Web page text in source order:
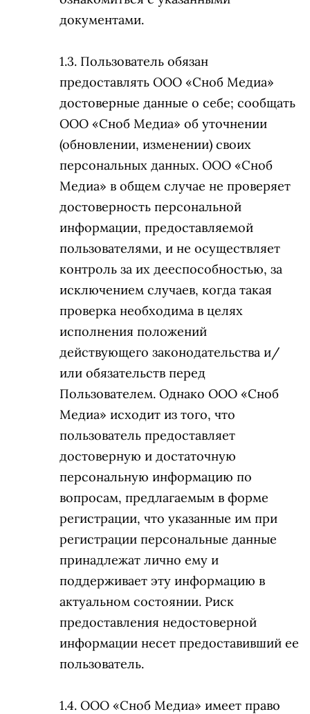
документами.
Пользователь обязан
предоставлять ООО «Сноб Медиа»
достоверные данные о себе; сообщать
ООО «Сноб Медиа» об уточнении
(обновлении, изменении) своих
персональных данных. ООО «Сноб
Медиа» в общем случае не проверяет
достоверность персональной
информации, предоставляемой
пользователями, и не осуществляет
контроль за их дееспособностью, за
исключением случаев, когда такая
проверка необходима в целях
исполнения положений
действующего законодательства и/
или обязательств перед
Пользователем. Однако ООО «Сноб
Медиа» исходит из того, что
пользователь предоставляет
достоверную и достаточную
персональную информацию по
вопросам, предлагаемым в форме
регистрации, что указанные им при
регистрации персональные данные
принадлежат лично ему и
поддерживает эту информацию в
актуальном состоянии. Риск
предоставления недостоверной
информации несет предоставивший ее
пользователь.
ООО «Сноб Медиа» имеет право